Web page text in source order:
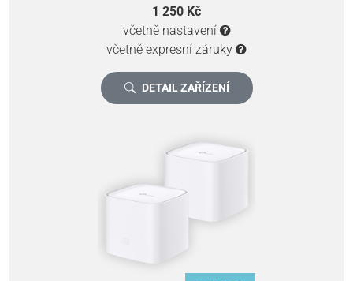
1 250 Kč
včetně nastavení
včetně expresní záruky
DETAIL ZAŘÍZENÍ